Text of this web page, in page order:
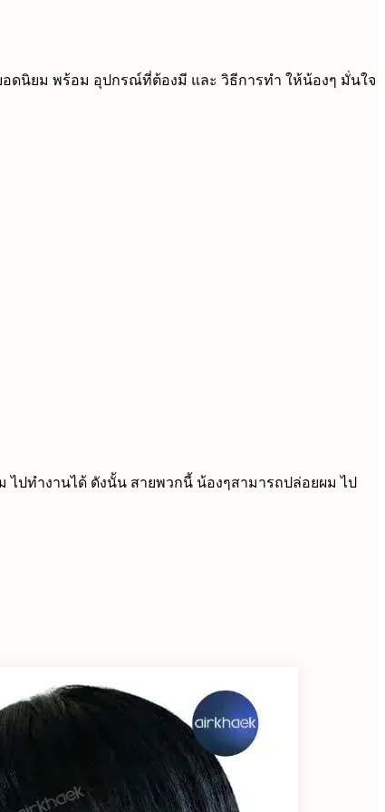
ดนิยม พร้อม อุปกรณ์ที่ต้องมี และ วิธีการทำ ให้น้องๆ มั่นใจ
ปทำงานได้ ดังนั้น สายพวกนี้ น้องๆสามารถปล่อยผม ไป